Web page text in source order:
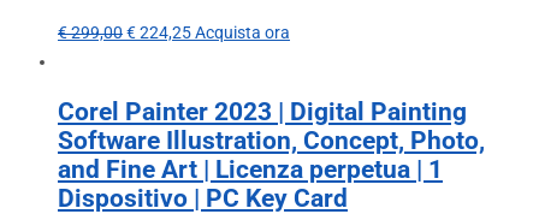
€299,00€224,25Acquista ora
Corel Painter 2023 | Digital Painting
Software Illustration, Concept, Photo,
and Fine Art | Licenza perpetua | 1
Dispositivo | PC Key Card